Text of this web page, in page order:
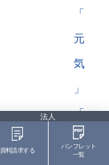
「
元
気
」
「
つ
法人
資料請求する
パンフレット
一覧